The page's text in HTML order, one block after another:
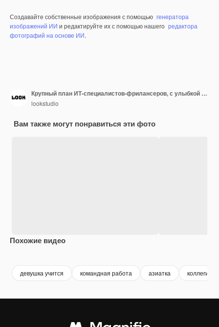
Создавайте собственные изображения с помощью генератора
изображений ИИ и редактируйте их с помощью нашего редактора
фотографий на основе ИИ.
Крупный план ИТ-специалистов-фрилансеров, с улыбкой смотрящих на экран ноутбука
lookstudio
Вам также могут понравиться эти фото
Похожие видео
девушка учится командная работа азиатка коллеги